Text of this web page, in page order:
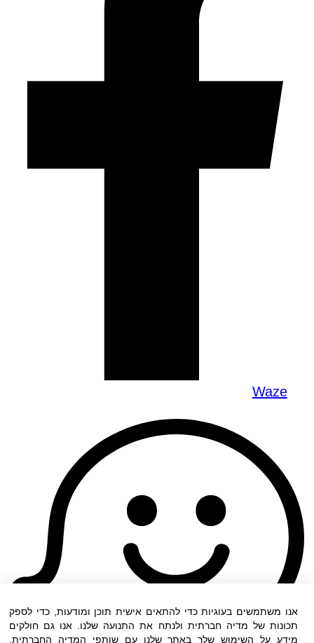
Waze
אנו משתמשים בעוגיות כדי להתאים אישית תוכן ומודעות, כדי לספק
תכונות של מדיה חברתית ולנתח את התנועה שלנו. אנו גם חולקים
מידע על השימוש שלך באתר שלנו עם שותפי המדיה החברתית,